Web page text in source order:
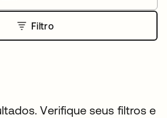
Filtro
Verifique seus filtros e